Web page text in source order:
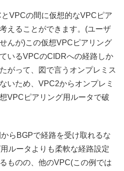
VPCの間に仮想的なVPCピア
えることができます。(ユーザ
んが)この仮想VPCピアリング
いるVPCのCIDRへの経路しか
がって、図で言うオンプレミス
いため、VPC2からオンプレミ
VPCピアリング用ルータで破
らBGPで経路を受け取れるな
ルータよりも柔軟な経路設定
ものの、他のVPC(この例では